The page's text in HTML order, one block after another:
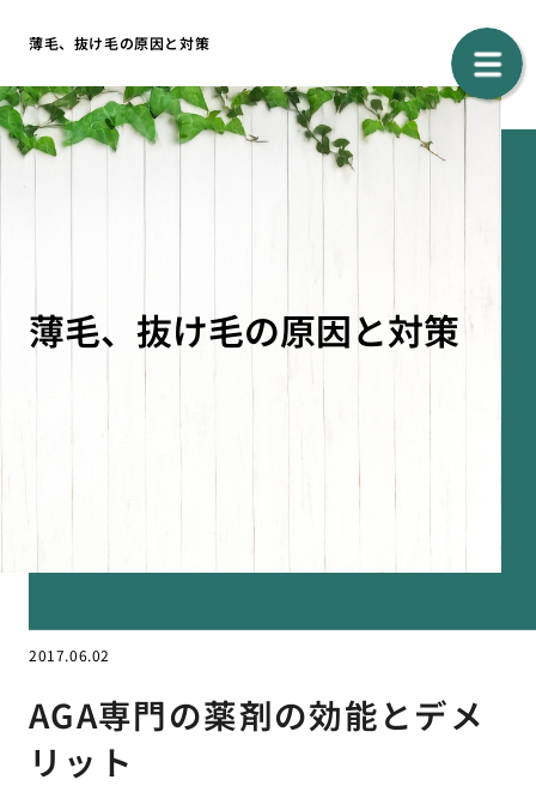
薄毛、抜け毛の原因と対策
薄毛、抜け毛の原因と対策
2017.06.02
AGA専門の薬剤の効能とデメ
リット